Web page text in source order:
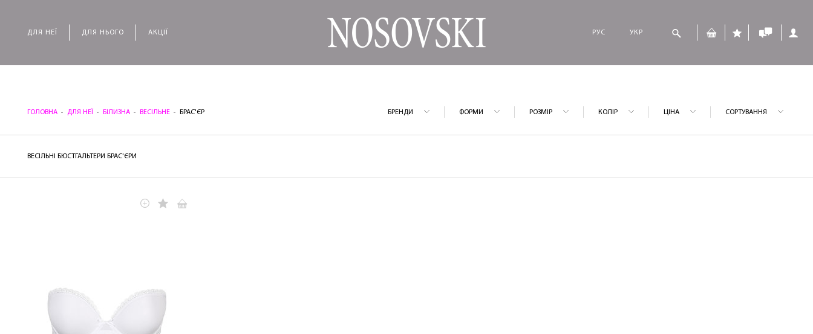
ДЛЯ НЕЇ ДЛЯ НЬОГО АКЦІЇ РУС УКР
ГОЛОВНА ДЛЯ НЕЇ БІЛИЗНА ВЕСІЛЬНЕ БРАС'ЄР БРЕНДИ ФОРМИ РОЗМІР КОЛІР ЦІНА СОРТУВАННЯ
ВЕСІЛЬНІ БЮСТГАЛЬТЕРИ БРАС'ЄРИ